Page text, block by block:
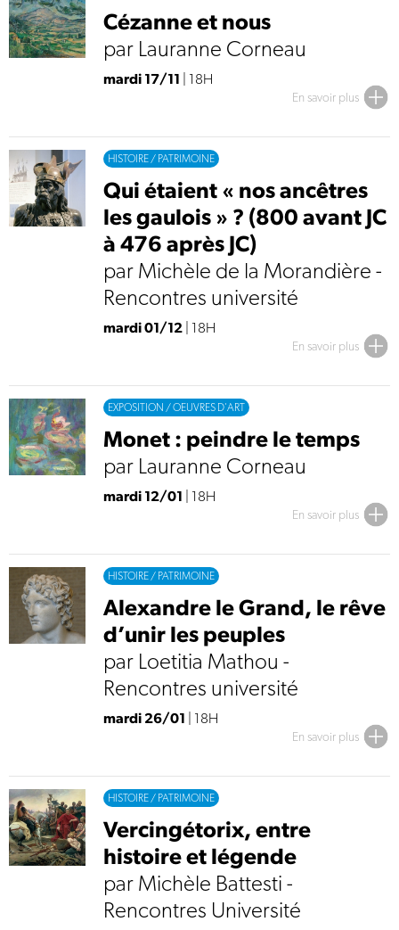
Cézanne et nous
par Lauranne Corneau
mardi 17/11 | 18H
En savoir plus
HISTOIRE / PATRIMOINE
Qui étaient « nos ancêtres
les gaulois » ? (800 avant JC
à 476 après JC)
par Michèle de la Morandière -
Rencontres université
mardi 01/12| 18H
En savoir plus
EXPOSITION / OEUVRES D'ART
Monet : peindre le temps
par Lauranne Corneau
mardi 12/01 | 18H
En savoir plus
HISTOIRE / PATRIMOINE
Alexandre le Grand, le rêve
d’unir les peuples
par Loetitia Mathou -
Rencontres université
mardi 26/01 | 18H
En savoir plus
HISTOIRE / PATRIMOINE
Vercingétorix, entre
histoire et légende
par Michèle Battesti -
Rencontres Université